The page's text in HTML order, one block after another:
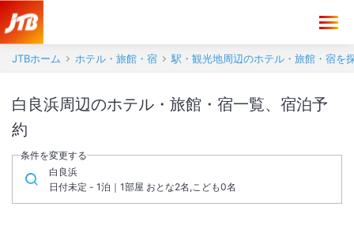
JTBホーム ホテル・旅館・宿 駅・観光地周辺のホテル・旅館・宿を
白良浜周辺のホテル・旅館・宿一覧、宿泊予
約
条件を変更する
白良浜
日付未定 - 1泊｜1部屋 おとな2名,こども0名